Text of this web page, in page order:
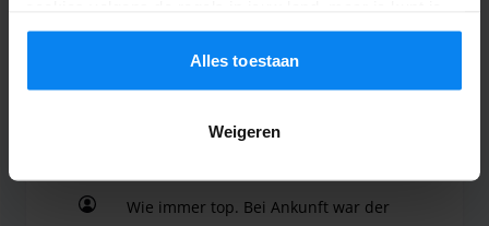
instellingen op elk moment aanpassen. Bekijk voor alle
Privacybeleid.
Alles toestaan
Weigeren
Wie immer top. Bei Ankunft war der